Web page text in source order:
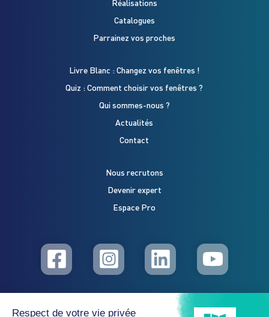
Réalisations
Catalogues
Parrainez vos proches
Livre Blanc : Changez vos fenêtres !
Quiz : Comment choisir vos fenêtres ?
Qui sommes-nous ?
Actualités
Contact
Nous recrutons
Devenir expert
Espace Pro